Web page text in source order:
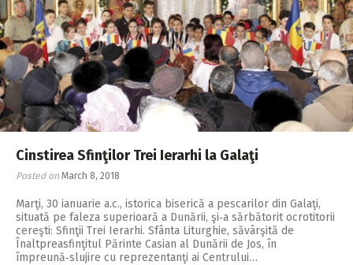
Cinstirea Sfinţilor Trei Ierarhi la Galaţi
Posted on March 8, 2018
Marţi, 30 ianuarie a.c., istorica biserică a pescarilor din Galaţi,
situată pe faleza superioară a Dunării, şi‑a sărbătorit ocrotitorii
cereşti: Sfinţii Trei Ierarhi. Sfânta Liturghie, săvârşită de
Înaltpreasfinţitul Părinte Casian al Dunării de Jos, în
împreună‑slujire cu reprezentanţi ai Centrului…